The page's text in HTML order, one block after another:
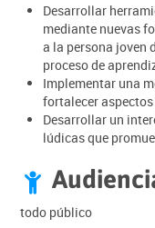
Desarrollar
mediante nuevas
a la persona joven
proceso de
Implementar una
fortalecer
Desarrollar un
lúdicas que

todo público